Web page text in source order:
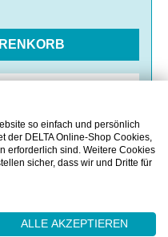
so einfach und persönlich
DELTA Online-Shop Cookies,
erforderlich sind. Weitere Cookies
sicher, dass wir und Dritte für
ALLE AKZEPTIEREN